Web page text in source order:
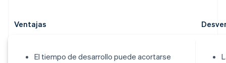
Ventajas
El tiempo de desarrollo puede acortarse